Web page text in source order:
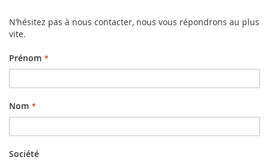
N’hésitez pas à nous contacter, nous vous répondrons au plus
vite.
Prénom
Nom
Société